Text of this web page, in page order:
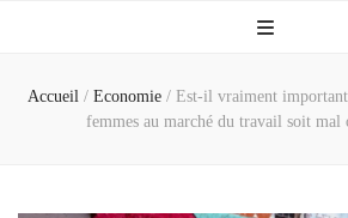
Accueil / Economie / Est-il vraiment
femmes au marché du travail soit mal